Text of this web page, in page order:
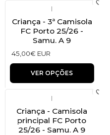
|
Criança - 3ª Camisola
FC Porto 25/26 -
Samu. A 9
45,00€ EUR
VER OPÇÕES
|
Criança - Camisola
principal FC Porto
25/26 - Samu. A 9